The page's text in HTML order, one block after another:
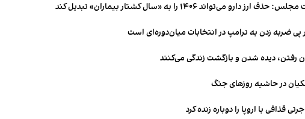
۱۴۰۶ را به «سال کشتار بیماران» تبدیل کند
پی ضربه زدن به ترامپ در انتخابات میان‌دوره‌ای است
رفتن، دیده شدن و بازگشت زندگی می‌کنند
در حاشیه روزهای جنگ
قذافی با اروپا را دوباره زنده کرد